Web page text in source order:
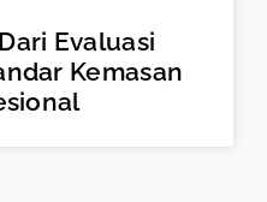
Evaluasi
Kemasan